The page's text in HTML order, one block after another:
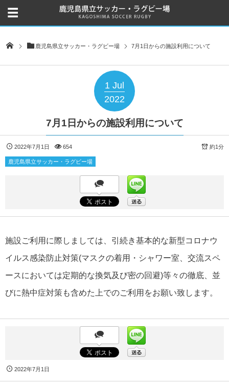
鹿児島県立サッカー・ラグビー場 7月1日からの施設利用について
1 Jul
2022
7月1日からの施設利用について
2022年7月1日 654 約1分
鹿児島県立サッカー・ラグビー場
施設ご利用に際しましては、引続き基本的な新型コロナウ
イルス感染防止対策(マスクの着用・シャワー室、交流スペ
ースにおいては定期的な換気及び密の回避)等々の徹底、並
びに熱中症対策も含めた上でのご利用をお願い致します。
2022年7月1日